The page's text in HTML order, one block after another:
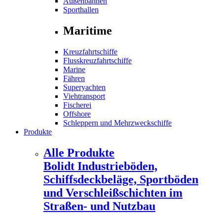
Sporthallen
Maritime
Kreuzfahrtschiffe
Flusskreuzfahrtschiffe
Marine
Fähren
Superyachten
Viehtransport
Fischerei
Offshore
Schleppern und Mehrzweckschiffe
Produkte
Alle Produkte
Bolidt Industrieböden,
Schiffsdeckbeläge, Sportböden
und Verschleißschichten im
Straßen- und Nutzbau